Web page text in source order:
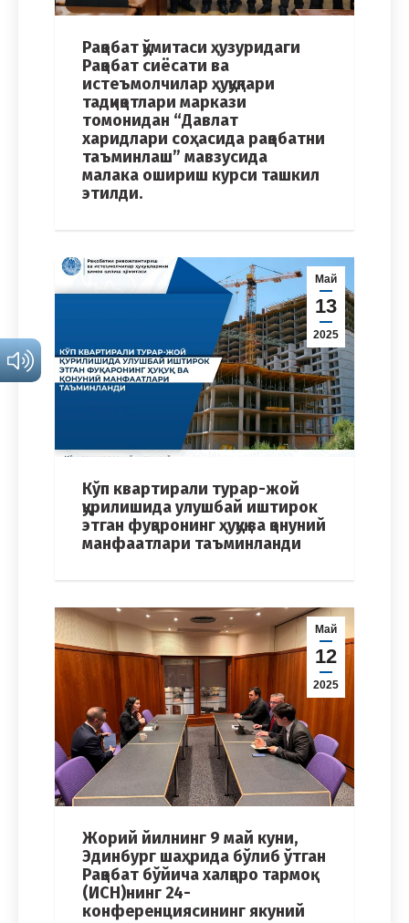
Рақобат қўмитаси ҳузуридаги
Рақобат сиёсати ва
истеъмолчилар ҳуқуқлари
тадқиқотлари маркази
томонидан “Давлат
харидлари соҳасида рақобатни
таъминлаш” мавзусида
малака ошириш курси ташкил
этилди.
Май
13
2025
Кўп квартирали турар-жой
қурилишида улушбай иштирок
этган фуқаронинг ҳуқуқ ва қонуний
манфаатлари таъминланди
Май
12
2025
Жорий йилнинг 9 май куни,
Эдинбург шаҳрида бўлиб ўтган
Рақобат бўйича халқаро тармоқ
(ИCН)нинг 24-
конференциясининг якуний